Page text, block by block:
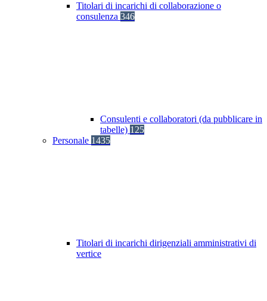
Titolari di incarichi di collaborazione o
consulenza 346
Consulenti e collaboratori (da pubblicare in
tabelle) 125
Personale 1435
Titolari di incarichi dirigenziali amministrativi di
vertice